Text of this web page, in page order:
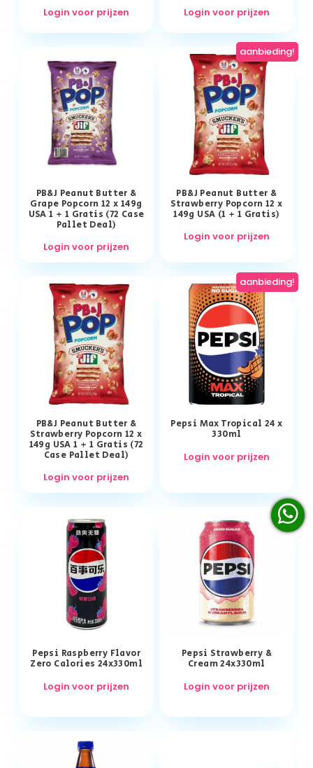
Login voor prijzen Login voor prijzen
PB&J Peanut Butter &
Grape Popcorn 12 x 149g
USA 1 + 1 Gratis (72 Case
Pallet Deal)
Login voor prijzen
aanbieding!
PB&J Peanut Butter &
Strawberry Popcorn 12 x
149g USA (1 + 1 Gratis)
Login voor prijzen
PB&J Peanut Butter &
Strawberry Popcorn 12 x
149g USA 1 + 1 Gratis (72
Case Pallet Deal)
Login voor prijzen
aanbieding!
Pepsi Max Tropical 24 x
330ml
Login voor prijzen
Pepsi Raspberry Flavor
Zero Calories 24x330ml
Login voor prijzen
Pepsi Strawberry &
Cream 24x330ml
Login voor prijzen